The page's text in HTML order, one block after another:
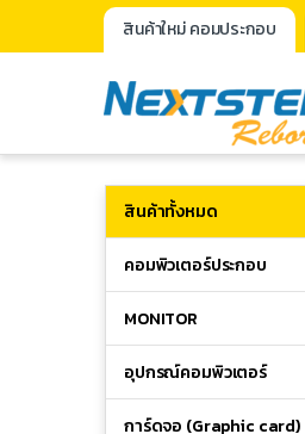
สินค้าใหม่ คอมประกอบ
สินค้าทั้งหมด
คอมพิวเตอร์ประกอบ
MONITOR
อุปกรณ์คอมพิวเตอร์
การ์ดจอ (Graphic card)